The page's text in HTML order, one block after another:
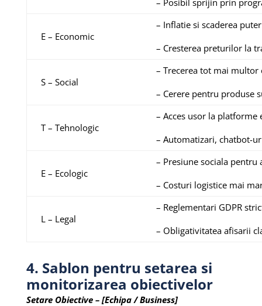
E – Economic
– Inflatie si scaderea
– Cresterea preturilor la
S – Social
– Trecerea tot mai
– Cerere pentru produse
T – Tehnologic
– Acces usor la platforme
– Automatizari, chatbot-
E – Ecologic
– Presiune sociala pentru
– Costuri logistice mai
L – Legal
– Reglementari GDPR
– Obligativitatea afisarii
4. Sablon pentru setarea si
monitorizarea obiectivelor
Setare Obiective – [Echipa / Business]